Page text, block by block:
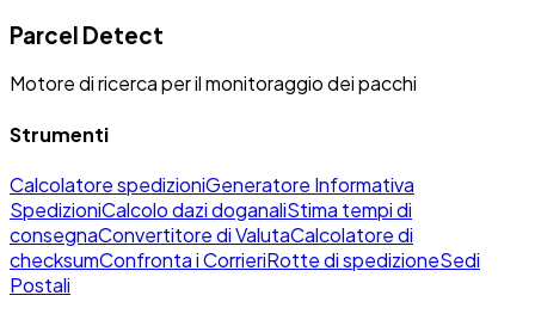
Parcel Detect
Motore di ricerca per il monitoraggio dei pacchi
Strumenti
Calcolatore spedizioniGeneratore Informativa
SpedizioniCalcolo dazi doganaliStima tempi di
consegnaConvertitore di ValutaCalcolatore di
checksumConfronta i CorrieriRotte di spedizioneSedi
Postali